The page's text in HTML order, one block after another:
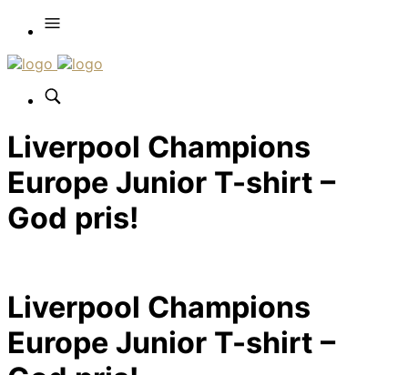
Liverpool Champions
Europe Junior T-shirt –
God pris!
Liverpool Champions
Europe Junior T-shirt –